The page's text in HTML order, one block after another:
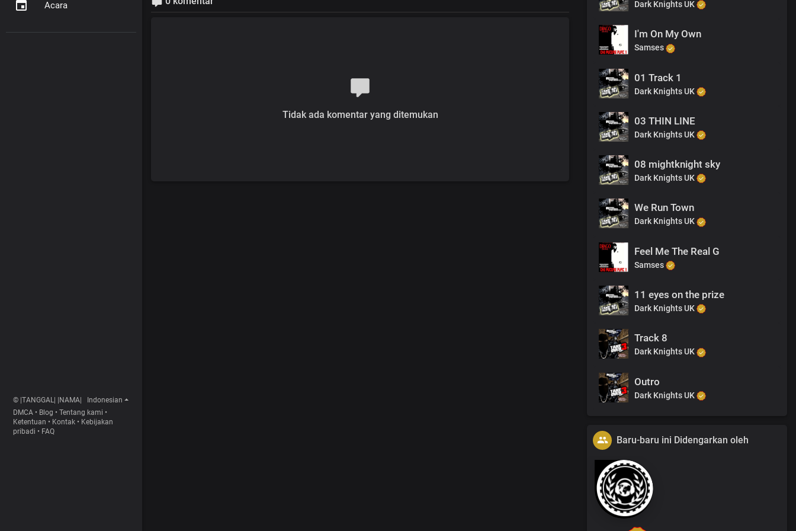
Acara
© |TANGGAL| |NAMA|
Indonesian
DMCA • Blog • Tentang kami •
Ketentuan • Kontak • Kebijakan
pribadi • FAQ
Tidak ada komentar yang ditemukan
Dark Knights UK
I'm On My Own
Samses
01 Track 1
Dark Knights UK
03 THIN LINE
Dark Knights UK
08 mightknight sky
Dark Knights UK
We Run Town
Dark Knights UK
Feel Me The Real G
Samses
11 eyes on the prize
Dark Knights UK
Track 8
Dark Knights UK
Outro
Dark Knights UK
Baru-baru ini Didengarkan oleh